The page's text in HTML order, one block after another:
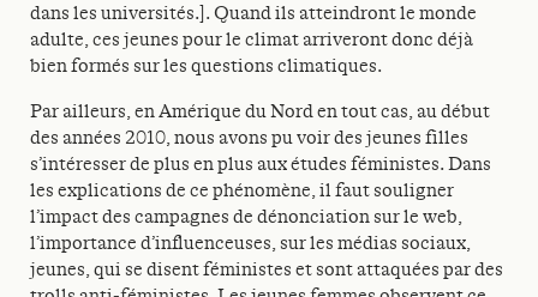
dans les universités.]. Quand ils atteindront le monde
adulte, ces jeunes pour le climat arriveront donc déjà
bien formés sur les questions climatiques.
Par ailleurs, en Amérique du Nord en tout cas, au début
des années 2010, nous avons pu voir des jeunes filles
s’intéresser de plus en plus aux études féministes. Dans
les explications de ce phénomène, il faut souligner
l’impact des campagnes de dénonciation sur le web,
l’importance d’influenceuses, sur les médias sociaux,
jeunes, qui se disent féministes et sont attaquées par des